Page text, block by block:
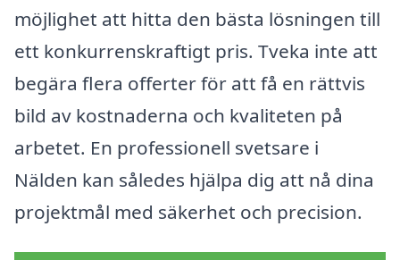
möjlighet att hitta den bästa lösningen till
ett konkurrenskraftigt pris. Tveka inte att
begära flera offerter för att få en rättvis
bild av kostnaderna och kvaliteten på
arbetet. En professionell svetsare i
Nälden kan således hjälpa dig att nå dina
projektmål med säkerhet och precision.